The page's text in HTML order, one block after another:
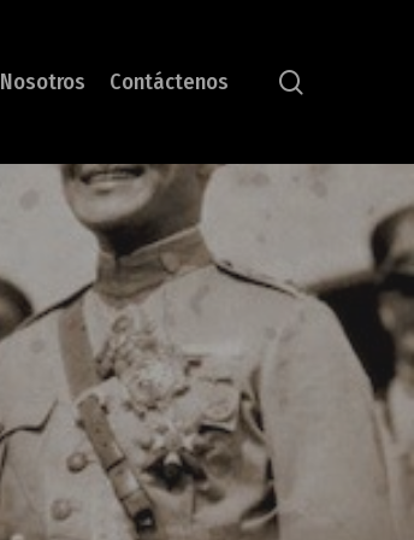
Nosotros Contáctenos